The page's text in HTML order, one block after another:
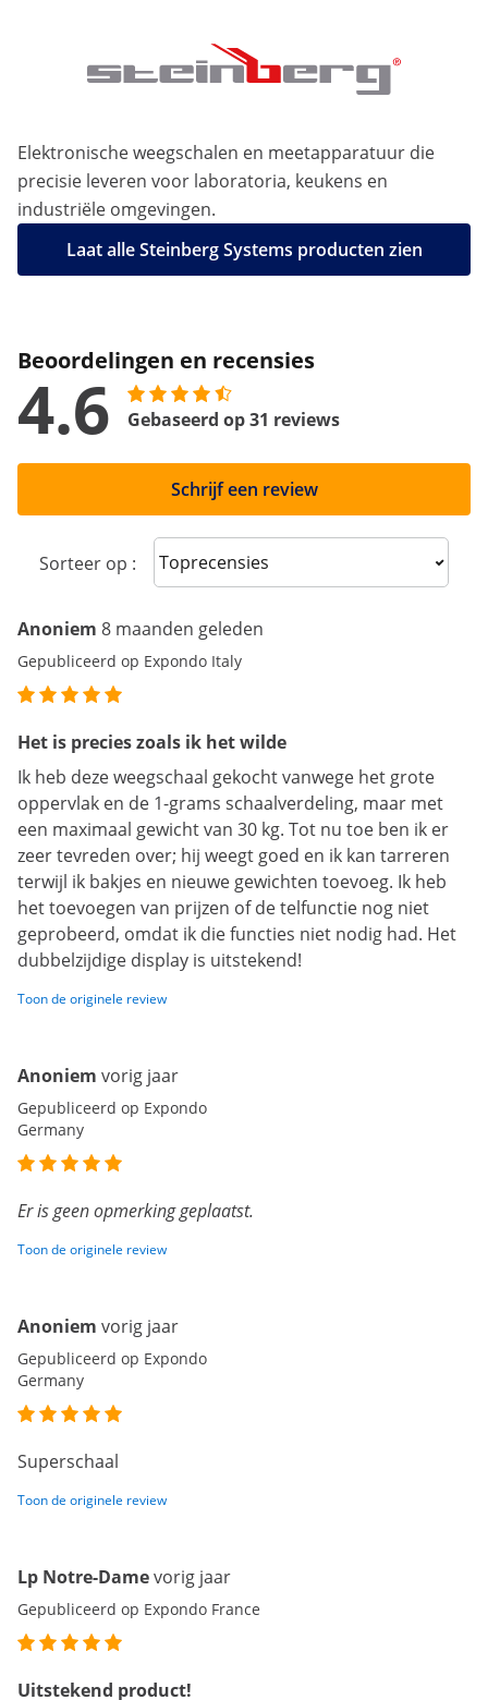
Elektronische weegschalen en meetapparatuur die
precisie leveren voor laboratoria, keukens en
industriële omgevingen.
Laat alle Steinberg Systems producten zien
Beoordelingen en recensies
4.6 Gebaseerd op 31 reviews
Schrijf een review
Sorteer op : Sort reviews
Anoniem 8 maanden geleden
Gepubliceerd op Expondo Italy
Het is precies zoals ik het wilde
Ik heb deze weegschaal gekocht vanwege het grote
oppervlak en de 1-grams schaalverdeling, maar met
een maximaal gewicht van 30 kg. Tot nu toe ben ik er
zeer tevreden over; hij weegt goed en ik kan tarreren
terwijl ik bakjes en nieuwe gewichten toevoeg. Ik heb
het toevoegen van prijzen of de telfunctie nog niet
geprobeerd, omdat ik die functies niet nodig had. Het
dubbelzijdige display is uitstekend!
Toon de originele review
Anoniem vorig jaar
Gepubliceerd op Expondo
Germany
Er is geen opmerking geplaatst.
Toon de originele review
Anoniem vorig jaar
Gepubliceerd op Expondo
Germany
Superschaal
Toon de originele review
Lp Notre-Damevorig jaar
Gepubliceerd op Expondo France
Uitstekend product!